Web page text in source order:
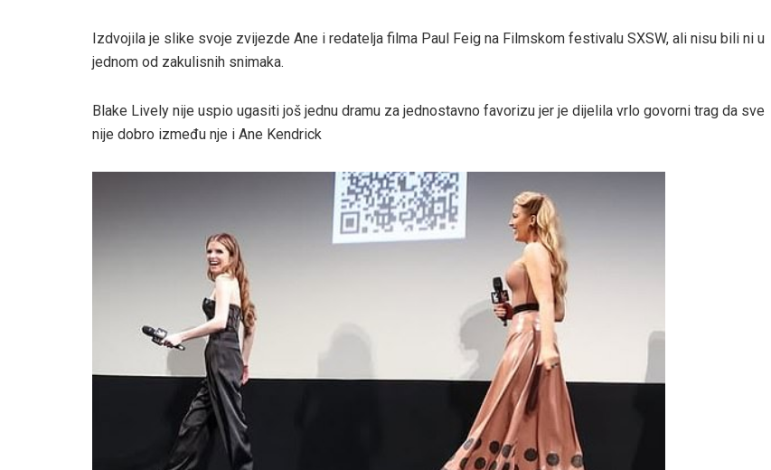
Izdvojila je slike svoje zvijezde Ane i redatelja filma Paul Feig na Filmskom festivalu SXSW, ali nisu bili ni u
jednom od zakulisnih snimaka.
Blake Lively nije uspio ugasiti još jednu dramu za jednostavno favorizu jer je dijelila vrlo govorni trag da sve
nije dobro između nje i Ane Kendrick